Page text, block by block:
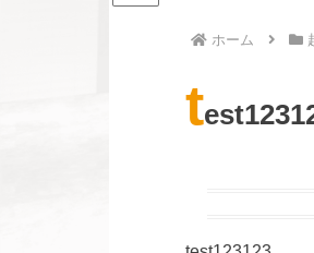
ホーム
t